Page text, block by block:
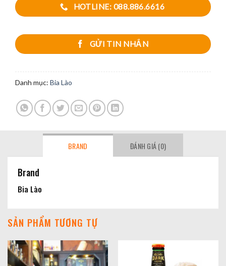
HOTLINE: 088.886.6616
GỬI TIN NHẮN
Danh mục: Bia Lào
BRAND ĐÁNH GIÁ (0)
Brand
Bia Lào
SẢN PHẨM TƯƠNG TỰ